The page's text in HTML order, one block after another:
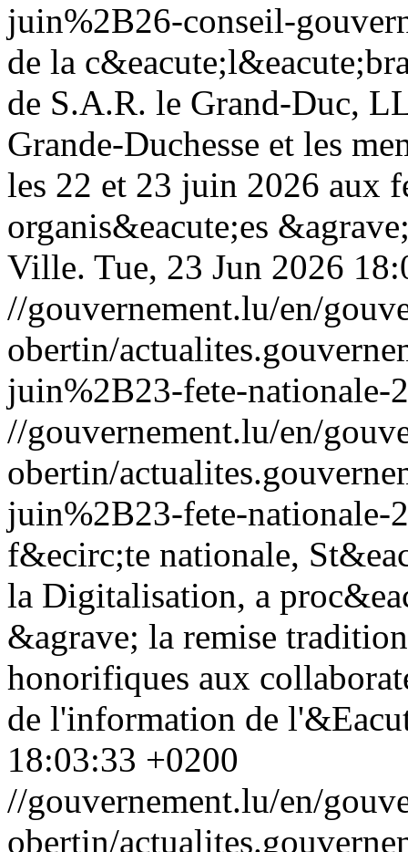
juin%2B26-conseil-
de la
de S.A.R. le Grand-Duc,
Grande-Duchesse et les
les 22 et 23 juin 2026 aux
organis&eacute;es
Ville. Tue, 23 Jun 2026
//gouvernement.lu/en/
obertin/
juin%2B23-fete-nationale-
//gouvernement.lu/en/
obertin/
juin%2B23-fete-nationale-
f&ecirc;te nationale,
la Digitalisation, a
&agrave; la remise
honorifiques aux
de l'information de
18:03:33 +0200
//gouvernement.lu/en/
obertin/